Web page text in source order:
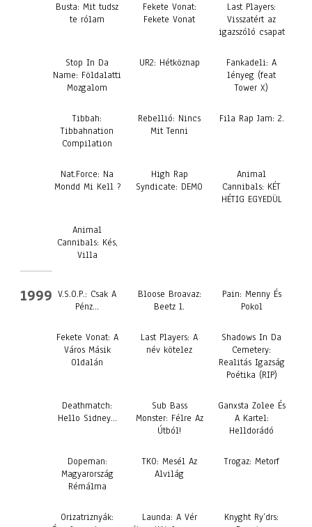
Busta: Mit tudsz
te rólam
Fekete Vonat:
Fekete Vonat
Last Players:
Visszatért az
igazszóló csapat
Stop In Da
Name: Földalatti
Mozgalom
UR2: Hétköznap
Fankadeli: A
lényeg (feat
Tower X)
Tibbah:
Tibbahnation
Compilation
Rebellió: Nincs
Mit Tenni
Fila Rap Jam: 2.
Nat.Force: Na
Mondd Mi Kell ?
High Rap
Syndicate: DEMO
Animal
Cannibals: KÉT
HÉTIG EGYEDÜL
Animal
Cannibals: Kés,
Villa
1999 V.S.O.P.: Csak A
Pénz…
Bloose Broavaz:
Beetz 1.
Pain: Menny És
Pokol
Fekete Vonat: A
Város Másik
Oldalán
Last Players: A
név kötelez
Shadows In Da
Cemetery:
Realitás Igazság
Poétika (RIP)
Deathmatch:
Hello Sidney…
Sub Bass
Monster: Félre Az
Útból!
Ganxsta Zolee És
A Kartel:
Helldorádó
Dopeman:
Magyarország
Rémálma
TKO: Mesél Az
Alvilág
Trogaz: Metorf
Orizatriznyák:
Launda: A Vér
Knyght Ry’drs: